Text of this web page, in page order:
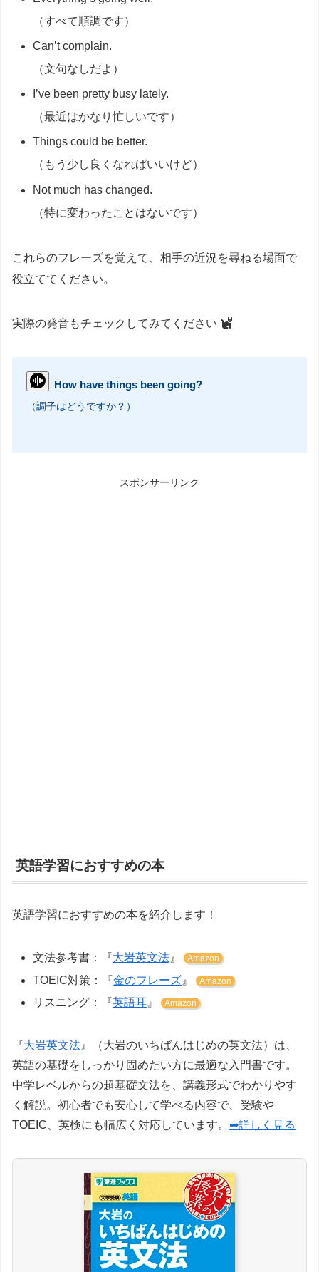
（すべて順調です）
Can’t complain.
（文句なしだよ）
I’ve been pretty busy lately.
（最近はかなり忙しいです）
Things could be better.
（もう少し良くなればいいけど）
Not much has changed.
（特に変わったことはないです）
これらのフレーズを覚えて、相手の近況を尋ねる場面で
役立ててください。
実際の発音もチェックしてみてください
How have things been going?
（調子はどうですか？）
スポンサーリンク
英語学習におすすめの本
英語学習におすすめの本を紹介します！
文法参考書：『大岩英文法』 Amazon
TOEIC対策：『金のフレーズ 』 Amazon
リスニング：『英語耳 』 Amazon
『大岩英文法 』（大岩のいちばんはじめの英文法）は、
英語の基礎をしっかり固めたい方に最適な入門書です。
中学レベルからの超基礎文法を、講義形式でわかりやす
く解説。初心者でも安心して学べる内容で、受験や
TOEIC、英検にも幅広く対応しています。 ➡詳しく見る